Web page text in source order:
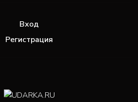
Вход
Регистрация